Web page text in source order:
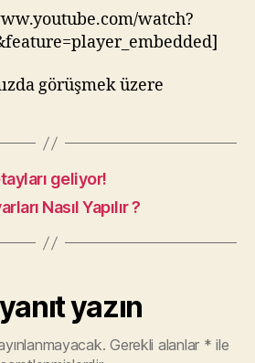
watch?
görüşmek üzere
geliyor!
Nasıl Yapılır ?
yazın
Gerekli alanlar * ile